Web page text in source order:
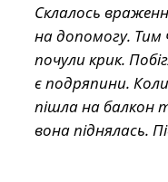
Склалось
на допомогу. Тим
почули крик.
є подряпини.
пішла на балкон
вона піднялась.